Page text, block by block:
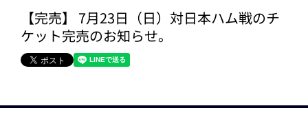
【完売】 7月23日（日）対日本ハム戦のチ
ケット完売のお知らせ。